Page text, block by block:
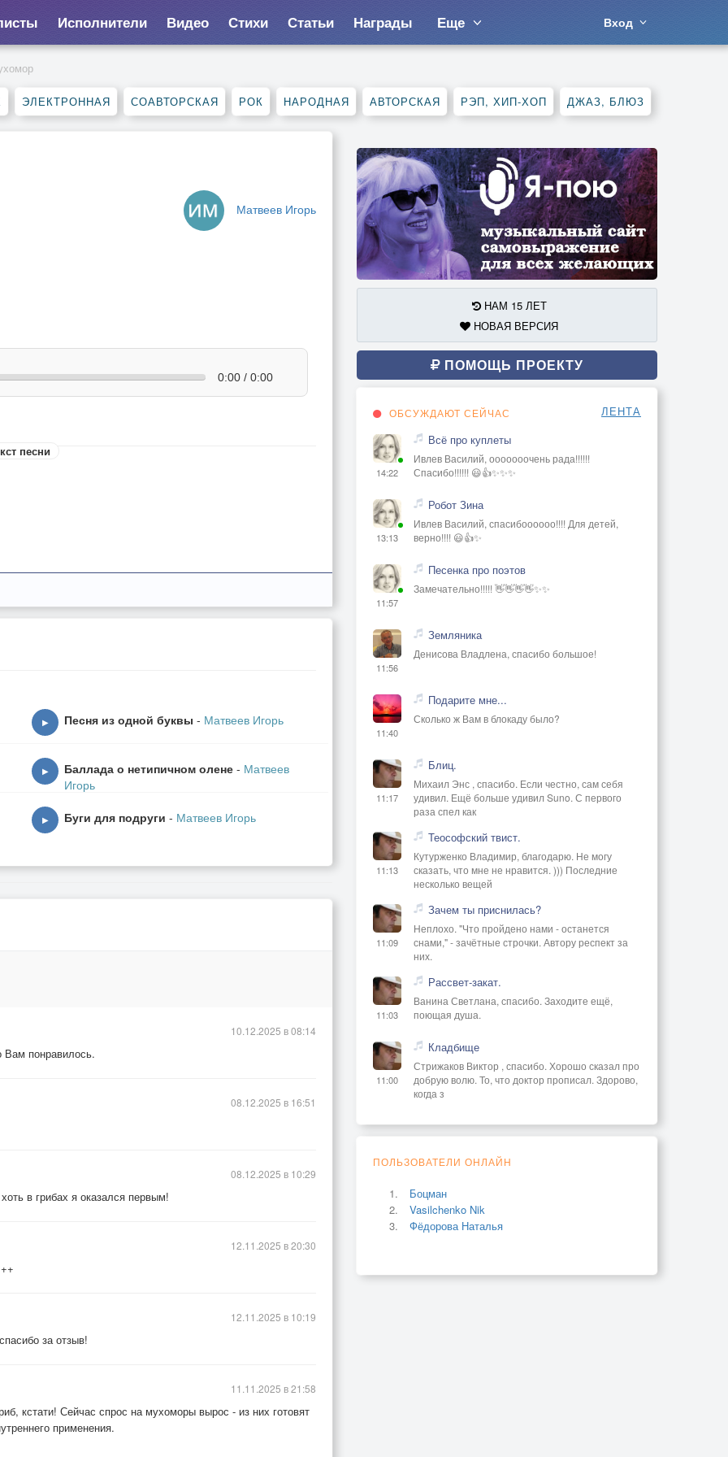
Исполнители Видео Стихи Статьи Награды Еще Вход
ЭЛЕКТРОННАЯ СОАВТОРСКАЯ РОК НАРОДНАЯ АВТОРСКАЯ РЭП, ХИП-ХОП ДЖАЗ, БЛЮЗ
Матвеев Игорь
0:00 / 0:00
песни
▶ Песня из одной буквы - Матвеев Игорь
▶ Баллада о нетипичном олене - Матвеев
Игорь
▶ Буги для подруги - Матвеев Игорь
Вам понравилось.
10.12.2025 в 08:14
08.12.2025 в 16:51
в грибах я оказался первым!
08.12.2025 в 10:29
12.11.2025 в 20:30
за отзыв!
12.11.2025 в 10:19
кстати! Сейчас спрос на мухоморы вырос - из них готовят
применения.
11.11.2025 в 21:58
НАМ 15 ЛЕТ
НОВАЯ ВЕРСИЯ
ПОМОЩЬ ПРОЕКТУ
ОБСУЖДАЮТ СЕЙЧАС ЛЕНТА
14:22
Всё про куплеты
Ивлев Василий, ооооооочень рада!!!!!!
Спасибо!!!!!! 😃👍✨✨✨
13:13
Робот Зина
Ивлев Василий, спасибоооооо!!!! Для детей,
верно!!!! 😃👍✨
11:57
Песенка про поэтов
Замечательно!!!!! 👋👋👋👋✨✨
11:56
Земляника
Денисова Владлена, спасибо большое!
11:40
Подарите мне...
Сколько ж Вам в блокаду было?
11:17
Блиц.
Михаил Энс , спасибо. Если честно, сам себя
удивил. Ещё больше удивил Suno. С первого
раза спел как
11:13
Теософский твист.
Кутурженко Владимир, благодарю. Не могу
сказать, что мне не нравится. ))) Последние
несколько вещей
11:09
Зачем ты приснилась?
Неплохо. "Что пройдено нами - останется
снами," - зачётные строчки. Автору респект за
них.
11:03
Рассвет-закат.
Ванина Светлана, спасибо. Заходите ещё,
поющая душа.
11:00
Кладбище
Стрижаков Виктор , спасибо. Хорошо сказал про
добрую волю. То, что доктор прописал. Здорово,
когда з
ПОЛЬЗОВАТЕЛИ ОНЛАЙН
Боцман
Vasilchenko Nik
Фёдорова Наталья